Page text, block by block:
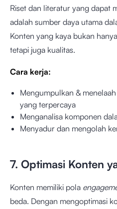
Riset dan literatur yang dapat
adalah sumber daya utama
Konten yang kaya bukan
tetapi juga kualitas.
Cara kerja:
Mengumpulkan &
yang terpercaya
Menganalisa komponen
Menyadur dan mengolah
7. Optimasi Konten
Konten memiliki pola
beda. Dengan mengoptimasi